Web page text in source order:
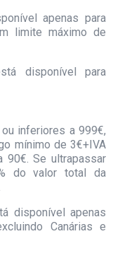
apenas para
limite máximo de
disponível para
inferiores a 999€,
mínimo de 3€+IVA
90€. Se ultrapassar
do valor total da
disponível apenas
Canárias e